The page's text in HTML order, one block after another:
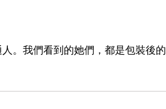
。我們看到的她們，都是包裝後